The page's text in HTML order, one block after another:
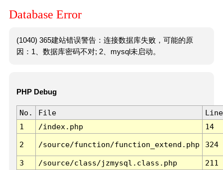
Database Error
(1040) 365建站错误警告：连接数据库失败，可能的原
因：1、数据库密码不对; 2、mysql未启动。
PHP Debug
No. File
Line
1
/index.php 14
2 /source/function/function_extend.php 324
3 /source/class/jzmysql.class.php
211